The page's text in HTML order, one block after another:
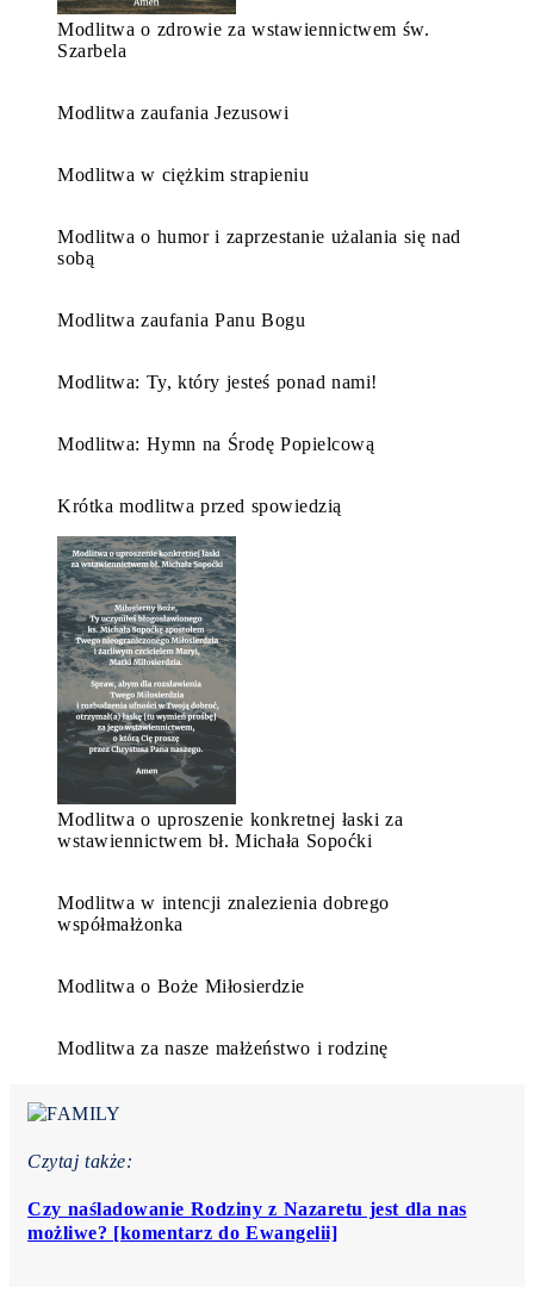
Modlitwa o zdrowie za wstawiennictwem św.
Szarbela
Modlitwa zaufania Jezusowi
Modlitwa w ciężkim strapieniu
Modlitwa o humor i zaprzestanie użalania się nad
sobą
Modlitwa zaufania Panu Bogu
Modlitwa: Ty, który jesteś ponad nami!
Modlitwa: Hymn na Środę Popielcową
Krótka modlitwa przed spowiedzią
Modlitwa o uproszenie konkretnej łaski za
wstawiennictwem bł. Michała Sopoćki
Modlitwa w intencji znalezienia dobrego
współmałżonka
Modlitwa o Boże Miłosierdzie
Modlitwa za nasze małżeństwo i rodzinę
Czytaj także:
Czy naśladowanie Rodziny z Nazaretu jest dla nas
możliwe? [komentarz do Ewangelii]